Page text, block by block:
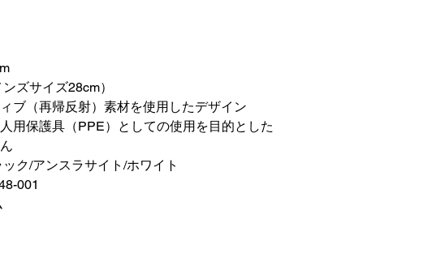
ズサイズ28cm）
ブ（再帰反射）素材を使用したデザイン
人用保護具（PPE）としての使用を目的とした
ク/アンスラサイト/ホワイト
001